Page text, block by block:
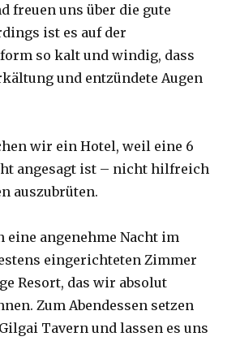
freuen uns über die gute
ist es auf der
so kalt und windig, dass
und entzündete Augen
wir ein Hotel, weil eine 6
angesagt ist – nicht hilfreich
auszubrüten.
eine angenehme Nacht im
eingerichteten Zimmer
Resort, das wir absolut
Zum Abendessen setzen
Tavern und lassen es uns